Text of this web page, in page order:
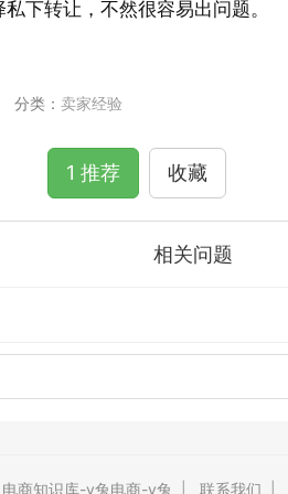
下转让，不然很容易出问题。
分类： 卖家经验
1 推荐 收藏
相关问题
电商知识库-v兔电商-v兔 联系我们